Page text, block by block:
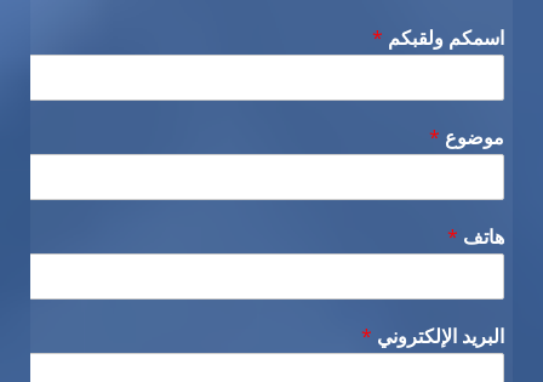
اسمكم ولقبكم *
موضوع *
هاتف *
البريد الإلكتروني *